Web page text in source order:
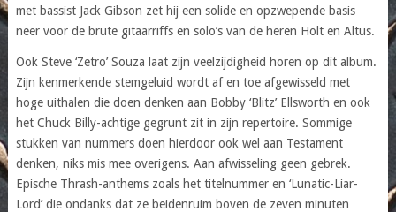
met bassist Jack Gibson zet hij een solide en opzwepende basis
neer voor de brute gitaarriffs en solo’s van de heren Holt en Altus.
Ook Steve ‘Zetro’ Souza laat zijn veelzijdigheid horen op dit album.
Zijn kenmerkende stemgeluid wordt af en toe afgewisseld met
hoge uithalen die doen denken aan Bobby ‘Blitz’ Ellsworth en ook
het Chuck Billy-achtige gegrunt zit in zijn repertoire. Sommige
stukken van nummers doen hierdoor ook wel aan Testament
denken, niks mis mee overigens. Aan afwisseling geen gebrek.
Epische Thrash-anthems zoals het titelnummer en ‘Lunatic-Liar-
Lord’ die ondanks dat ze beidenruim boven de zeven minuten